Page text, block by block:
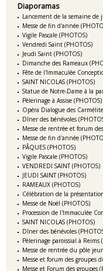
Diaporamas
Lancement de la semaine de
Messe de fin d'année
Vigile Pascale (PHOTOS)
Vendredi Saint (PHOTOS)
Jeudi Saint (PHOTOS)
Dimanche des Rameaux
Fête de l'Immaculée
SAINT NICOLAS (PHOTOS)
Statue de Notre-Dame à la
Pèlerinage à Assise (PHOTOS)
Opéra Dialogue des
Dîner des bénévoles
Messe de rentrée et forum
Messe de fin d'année
PÂQUES (PHOTOS)
Vigile Pascale (PHOTOS)
VENDREDI SAINT (PHOTOS)
JEUDI SAINT (PHOTOS)
RAMEAUX (PHOTOS)
Célébration de la
Messe de Noël (PHOTOS)
Procession de l'Immaculée
SAINT NICOLAS (PHOTOS)
Dîner des bénévoles
Pèlerinage paroissial à Reims
Messe de rentrée du pôle
Messe et forum des groupes
Messe et Forum des groupes